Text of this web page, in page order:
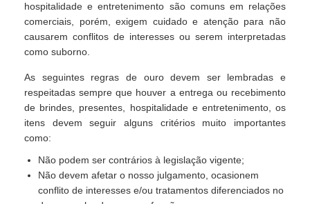
hospitalidade e entretenimento são comuns em relações
comerciais, porém, exigem cuidado e atenção para não
causarem conflitos de interesses ou serem interpretadas
como suborno.
As seguintes regras de ouro devem ser lembradas e
respeitadas sempre que houver a entrega ou recebimento
de brindes, presentes, hospitalidade e entretenimento, os
itens devem seguir alguns critérios muito importantes
como:
Não podem ser contrários à legislação vigente;
Não devem afetar o nosso julgamento, ocasionem
conflito de interesses e/ou tratamentos diferenciados no